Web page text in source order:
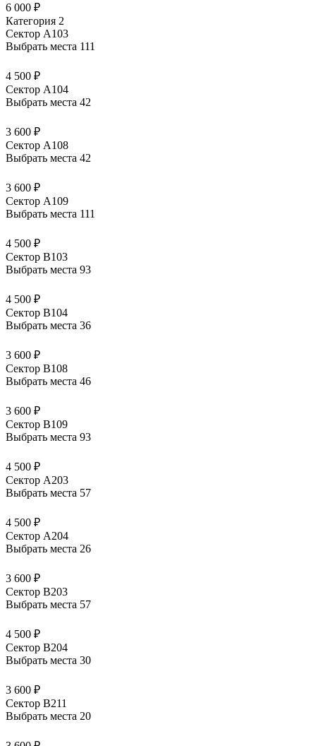
6 000 ₽
Категория 2
Сектор А103
Выбрать места 111
4 500 ₽
Сектор А104
Выбрать места 42
3 600 ₽
Сектор А108
Выбрать места 42
3 600 ₽
Сектор А109
Выбрать места 111
4 500 ₽
Сектор В103
Выбрать места 93
4 500 ₽
Сектор В104
Выбрать места 36
3 600 ₽
Сектор В108
Выбрать места 46
3 600 ₽
Сектор В109
Выбрать места 93
4 500 ₽
Сектор А203
Выбрать места 57
4 500 ₽
Сектор А204
Выбрать места 26
3 600 ₽
Сектор В203
Выбрать места 57
4 500 ₽
Сектор В204
Выбрать места 30
3 600 ₽
Сектор В211
Выбрать места 20